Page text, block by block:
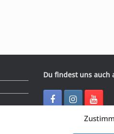
Du findest uns auch